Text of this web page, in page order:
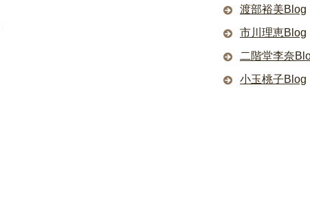
渡部裕美Blog
市川理恵Blog
二階堂李奈
小玉桃子Blog